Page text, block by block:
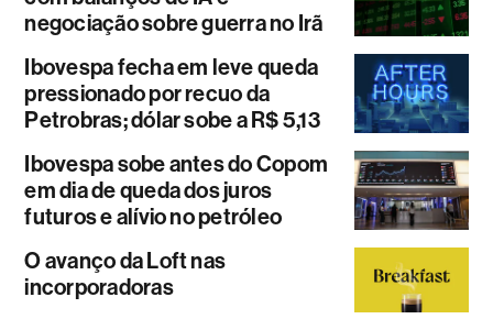
negociação sobre guerra no Irã
Ibovespa fecha em leve queda
pressionado por recuo da
Petrobras; dólar sobe a R$ 5,13
Ibovespa sobe antes do Copom
em dia de queda dos juros
futuros e alívio no petróleo
O avanço da Loft nas
incorporadoras